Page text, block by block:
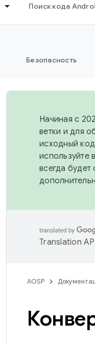
Поиск кода
Безопасность
Начиная с
ветки и для
исходный
используйте
всегда
Translation
AOSP